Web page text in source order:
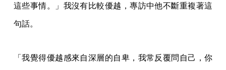
這些事情。」我沒有比較優越，專訪中他不斷重複著這
句話。
「我覺得優越感來自深層的自卑，我常反覆問自己，你